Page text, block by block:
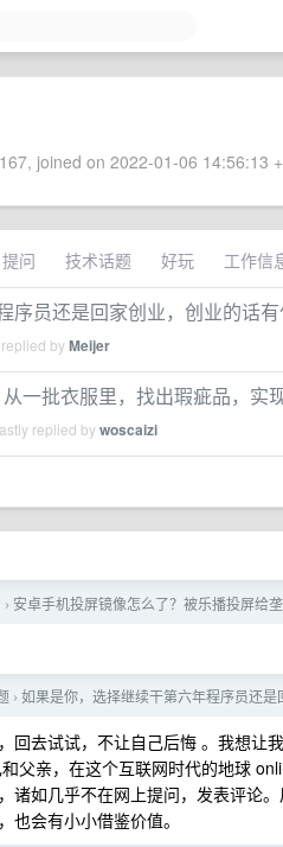
joined on 2022-01-06 14:56:13
提问 技术话题 好玩 工作信
序员还是回家创业，创业的话
byMeijer
一批衣服里，找出瑕疵品，实
replied bywoscaizi
› 安卓手机投屏镜像怎么了？被乐播投屏给
› 如果是你，选择继续干第六年程序员还
回去试试，不让自己后悔 。我想让
父亲，在这个互联网时代的地球
诸如几乎不在网上提问，发表评论
也会有小小借鉴价值。